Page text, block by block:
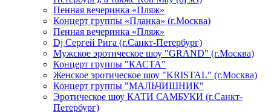
Пенная вечеринка «Пляж»
Концерт группы «Планка» (г.Москва)
Пенная вечеринка «Пляж»
Dj Сергей Рига (г.Санкт-Петербург)
Мужское эротическое шоу "GRAND" (г.Москва)
Концерт группы "КАСТА"
Женское эротическое шоу "KRISTAL" (г.Москва)
Концерт группы "МАЛЬЧИШНИК"
Эротическое шоу КАТИ САМБУКИ (г.Санкт-
Петербург)